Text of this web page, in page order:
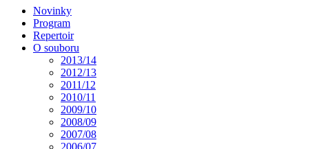
Novinky
Program
Repertoir
O souboru
2013/14
2012/13
2011/12
2010/11
2009/10
2008/09
2007/08